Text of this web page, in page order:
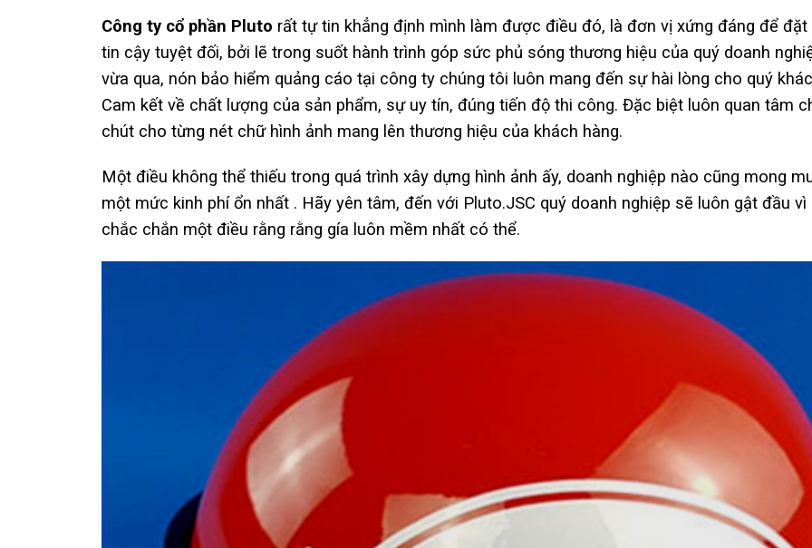
Công ty cổ phần Pluto rất tự tin khẳng định mình làm được điều đó, là đơn vị xứng đáng để đặt
tin cậy tuyệt đối, bởi lẽ trong suốt hành trình góp sức phủ sóng thương hiệu của quý doanh
vừa qua, nón bảo hiểm quảng cáo tại công ty chúng tôi luôn mang đến sự hài lòng cho quý
Cam kết về chất lượng của sản phẩm, sự uy tín, đúng tiến độ thi công. Đặc biệt luôn quan tâm
chút cho từng nét chữ hình ảnh mang lên thương hiệu của khách hàng.
Một điều không thể thiếu trong quá trình xây dựng hình ảnh ấy, doanh nghiệp nào cũng mong
một mức kinh phí ổn nhất . Hãy yên tâm, đến với Pluto.JSC quý doanh nghiệp sẽ luôn gật đầu vì
chắc chắn một điều rằng rằng gía luôn mềm nhất có thể.